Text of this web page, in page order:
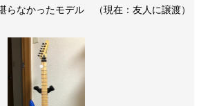
らなかったモデル （現在：友人に譲渡）